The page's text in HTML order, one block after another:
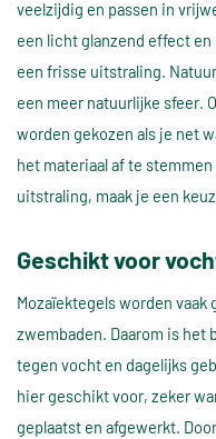
veelzijdig en passen in
een licht glanzend effect
een frisse uitstraling.
een meer natuurlijke sfeer.
worden gekozen als je net
het materiaal af te
uitstraling, maak je een
Geschikt voor
Mozaïektegels worden
zwembaden. Daarom is het
tegen vocht en dagelijks
hier geschikt voor, zeker
geplaatst en afgewerkt.